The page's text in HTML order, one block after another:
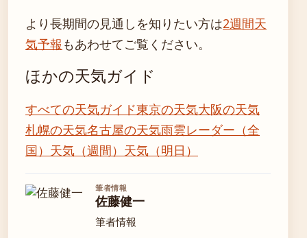
より長期間の見通しを知りたい方は2週間天
気予報 もあわせてご覧ください。
ほかの天気ガイド
すべての天気ガイド東京の天気大阪の天気
札幌の天気名古屋の天気雨雲レーダー（全
国） 天気（週間） 天気（明日）
筆者情報
佐藤健一
筆者情報